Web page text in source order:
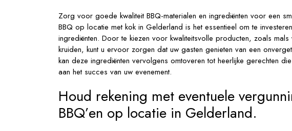
Zorg voor goede kwaliteit BBQ-materialen en ingrediënten voor een
BBQ op locatie met kok in Gelderland is het essentieel om te
ingrediënten. Door te kiezen voor kwaliteitsvolle producten, zoals
kruiden, kunt u ervoor zorgen dat uw gasten genieten van een
kan deze ingrediënten vervolgens omtoveren tot heerlijke gerechten
aan het succes van uw evenement.
Houd rekening met eventuele
BBQ’en op locatie in Gelderland.